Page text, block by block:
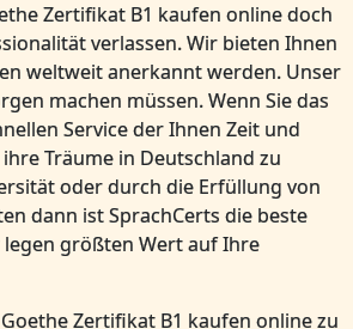
Zertifikat B1 kaufen online doch
verlassen. Wir bieten Ihnen
weltweit anerkannt werden. Unser
machen müssen. Wenn Sie das
Service der Ihnen Zeit und
Träume in Deutschland zu
oder durch die Erfüllung von
dann ist SprachCerts die beste
größten Wert auf Ihre
Zertifikat B1 kaufen online zu